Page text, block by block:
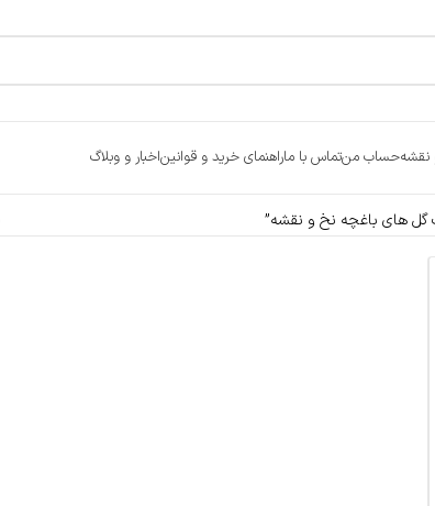
نقشهحساب منتماس با ماراهنمای خرید و قوانیناخبار و وبلاگ
های باغچه نخ و نقشه”